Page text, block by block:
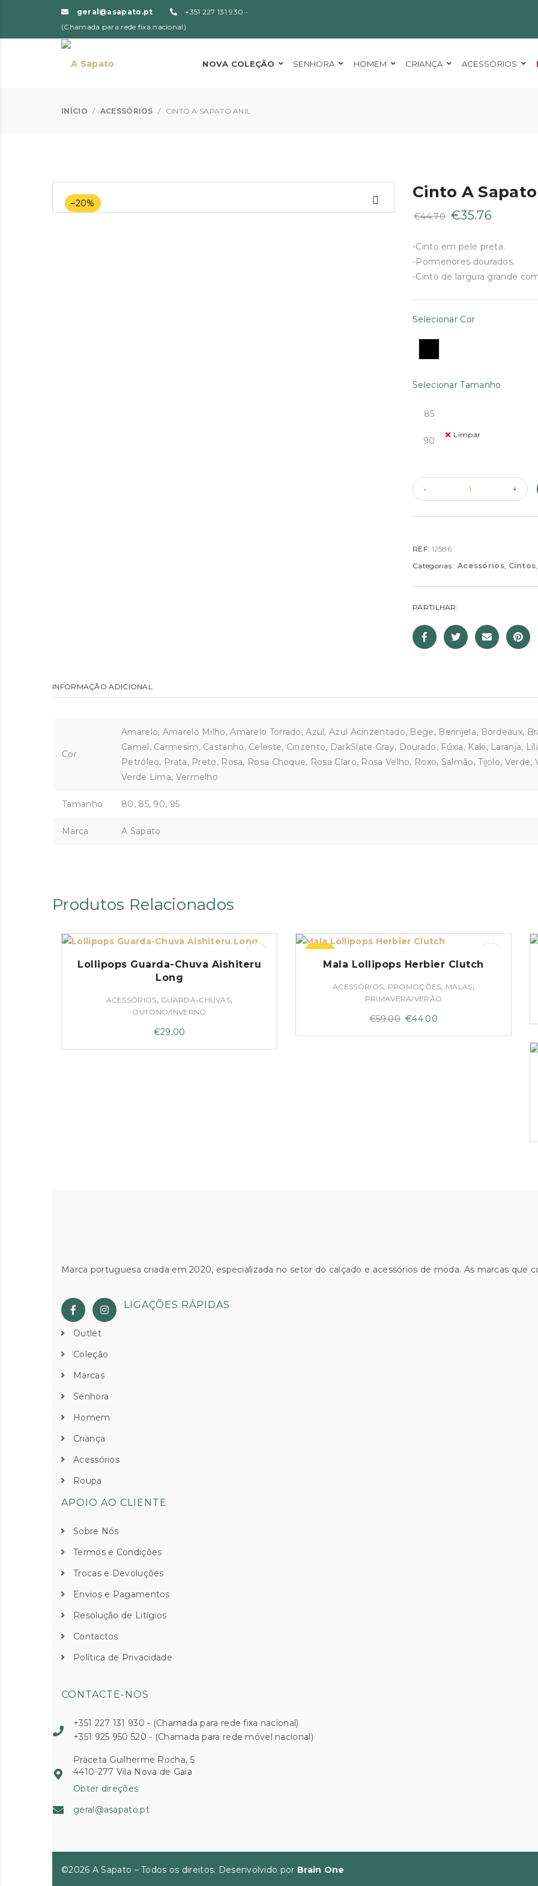
geral@asapato.pt
+351 227 131 930 -
(Chamada para rede fixa nacional)
NOVA COLEÇÃO SENHORA HOMEM CRIANÇA ACESSÓRIOS
INÍCIO / ACESSÓRIOS / CINTO A SAPATO ANIL
–20%
Cinto A
€44.70 O
original
era:
€44.70.
€35.76
atual
é:
€35.76.
-Cinto em pele preta.
-Pormenores dourados.
-Cinto de largura grande
Selecionar Cor
Selecionar Tamanho
85
90
Limpar
REF: 12586
Categorias : Acessórios, Cintos,
PARTILHAR:
INFORMAÇÃO ADICIONAL
Cor
Amarelo, Amarelo Milho, Amarelo Torrado, Azul, Azul Acinzentado, Bege, Berinjela, Bordeaux,
Camel, Carmesim, Castanho, Celeste, Cinzento, DarkSlate Gray, Dourado, Fúxia, Kaki, Laranja,
Petróleo, Prata, Preto, Rosa, Rosa Choque, Rosa Claro, Rosa Velho, Roxo, Salmão, Tijolo,
Verde Lima, Vermelho
Tamanho 80, 85, 90, 95
Marca A Sapato
Produtos Relacionados
Lollipops Guarda-Chuva Aishiteru
Long
ACESSÓRIOS, GUARDA-CHUVAS,
OUTONO/INVERNO
€29.00
–25%
Mala Lollipops Herbier Clutch
ACESSÓRIOS, PROMOÇÕES, MALAS,
PRIMAVERA/VERÃO
€59.00 O
preço
€44.00
preço
Marca portuguesa criada em 2020, especializada no setor do calçado e acessórios de moda. As marcas que
LIGAÇÕES RÁPIDAS
Outlet
Coleção
Marcas
Senhora
Homem
Criança
Acessórios
Roupa
APOIO AO CLIENTE
Sobre Nós
Termos e Condições
Trocas e Devoluções
Envios e Pagamentos
Resolução de Litígios
Contactos
Política de Privacidade
CONTACTE-NOS
+351 227 131 930 - (Chamada para rede fixa nacional)
+351 925 950 520 - (Chamada para rede móvel nacional)
Praceta Guilherme Rocha, 5
4410-277 Vila Nova de Gaia
Obter direções
geral@asapato.pt
©2026 A Sapato – Todos os direitos. Desenvolvido por Brain One